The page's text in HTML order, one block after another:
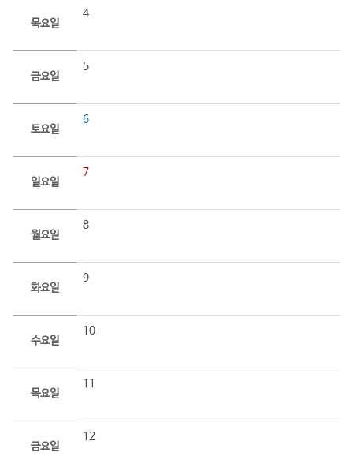
목요일
4
금요일
5
토요일
6
일요일
7
월요일
8
화요일
9
수요일
10
목요일
11
금요일
12